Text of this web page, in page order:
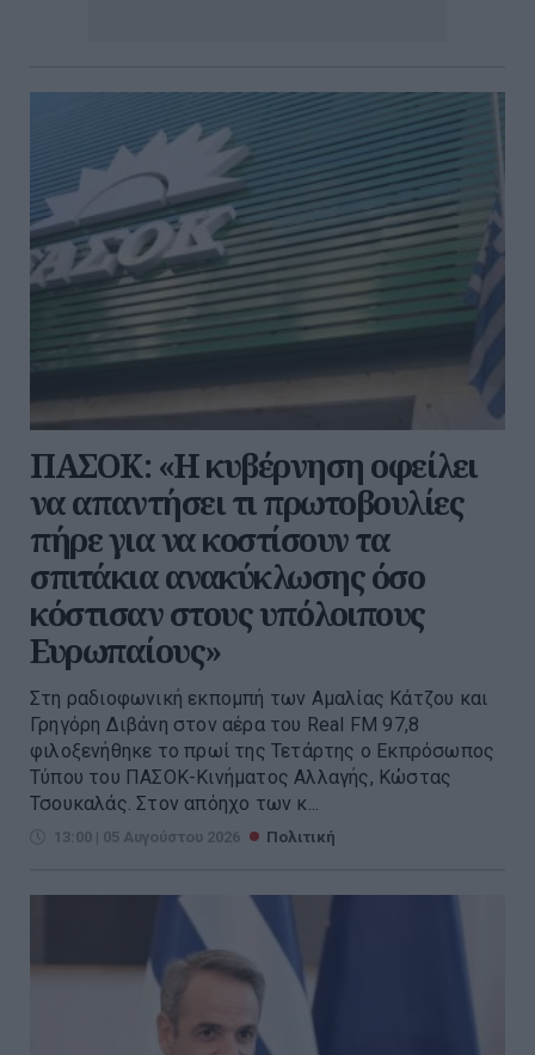
ΠΑΣΟΚ: «Η κυβέρνηση οφείλει
να απαντήσει τι πρωτοβουλίες
πήρε για να κοστίσουν τα
σπιτάκια ανακύκλωσης όσο
κόστισαν στους υπόλοιπους
Ευρωπαίους»
Στη ραδιοφωνική εκπομπή των Αμαλίας Κάτζου και
Γρηγόρη Διβάνη στον αέρα του Real FM 97,8
φιλοξενήθηκε το πρωί της Τετάρτης ο Εκπρόσωπος
Τύπου του ΠΑΣΟΚ-Κινήματος Αλλαγής, Κώστας
Τσουκαλάς. Στον απόηχο των κ...
13:00 | 05 Αυγούστου 2026 Πολιτική